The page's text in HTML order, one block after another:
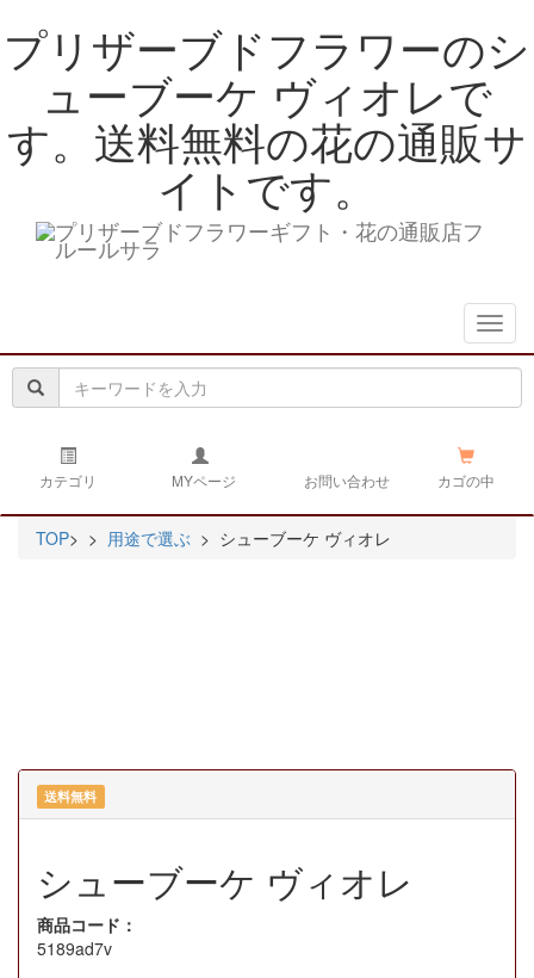
プリザーブドフラワーのシ
ューブーケ ヴィオレで
す。送料無料の花の通販サ
イトです。
カテゴリ MYページ お問い合わせ カゴの中
TOP> > 用途で選ぶ > シューブーケ ヴィオレ
送料無料
シューブーケ ヴィオレ
商品コード：
5189ad7v